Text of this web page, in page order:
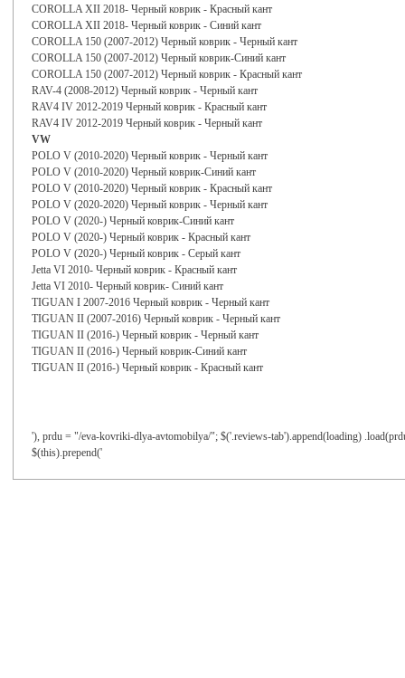
COROLLA XII 2018- Черный коврик - Красный кант
COROLLA XII 2018- Черный коврик - Синий кант
COROLLA 150 (2007-2012) Черный коврик - Черный кант
COROLLA 150 (2007-2012) Черный коврик-Синий кант
COROLLA 150 (2007-2012) Черный коврик - Красный кант
RAV-4 (2008-2012) Черный коврик - Черный кант
RAV4 IV 2012-2019 Черный коврик - Красный кант
RAV4 IV 2012-2019 Черный коврик - Черный кант
VW
POLO V (2010-2020) Черный коврик - Черный кант
POLO V (2010-2020) Черный коврик-Синий кант
POLO V (2010-2020) Черный коврик - Красный кант
POLO V (2020-2020) Черный коврик - Черный кант
POLO V (2020-) Черный коврик-Синий кант
POLO V (2020-) Черный коврик - Красный кант
POLO V (2020-) Черный коврик - Серый кант
Jetta VI 2010- Черный коврик - Красный кант
Jetta VI 2010- Черный коврик- Синий кант
TIGUAN I 2007-2016 Черный коврик - Черный кант
TIGUAN II (2007-2016) Черный коврик - Черный кант
TIGUAN II (2016-) Черный коврик - Черный кант
TIGUAN II (2016-) Черный коврик-Синий кант
TIGUAN II (2016-) Черный коврик - Красный кант
'), prdu = "/eva-kovriki-dlya-avtomobilya/"; $('.reviews-tab').append(loading)
$(this).prepend('